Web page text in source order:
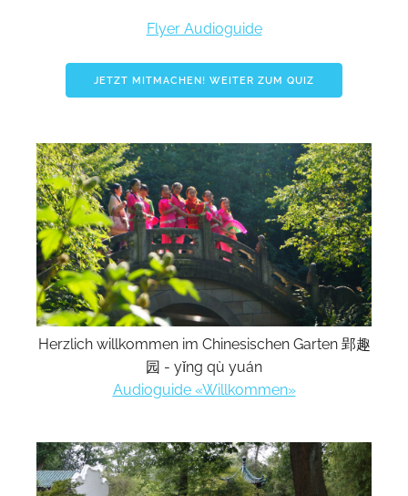
Flyer Audioguide
JETZT MITMACHEN! WEITER ZUM QUIZ
Herzlich willkommen im Chinesischen Garten 郢趣
园 - yǐng qù yuán
Audioguide «Willkommen»